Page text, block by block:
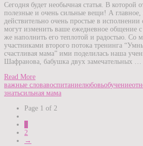
Сегодня будет необычная статья. В которой
полезные и очень сильные вещи! А главное,
действительно очень простые в исполнении
могут изменить ваше ежедневное общение с
же наполнить его теплотой и радостью. Со
участниками второго потока тренинга
счастливая мама” ими поделилась наша
Шафранова, бабушка двух замечательных …
Read More
важные словавоспитаниелюбовьобучение
знатьсильная мама
Page 1 of 2
1
2
→